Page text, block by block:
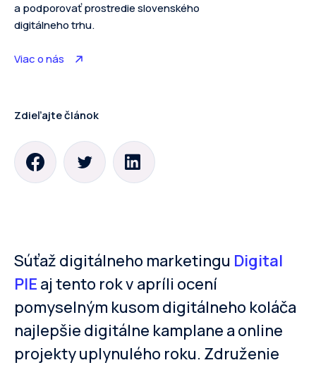
a podporovať prostredie slovenského
digitálneho trhu.
Viac o nás
Zdieľajte článok
Súťaž digitálneho marketingu Digital
PIE aj tento rok v apríli ocení
pomyselným kusom digitálneho koláča
najlepšie digitálne kamplane a online
projekty uplynulého roku. Združenie